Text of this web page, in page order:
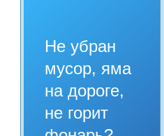
Не убран
мусор, яма
на дороге,
не горит